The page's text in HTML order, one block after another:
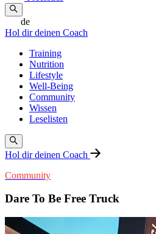
de
Hol dir deinen Coach
Training
Nutrition
Lifestyle
Well-Being
Community
Wissen
Leselisten
Hol dir deinen Coach
Community
Dare To Be Free Truck